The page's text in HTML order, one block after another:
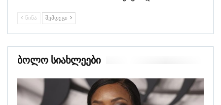
ᲬᲘᲜᲐ ᲨᲔᲛᲓᲔᲒᲘ
Ბოლო Სიახლეები